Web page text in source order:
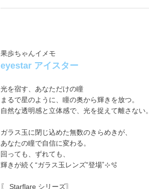
果歩ちゃんイメモ
eyestar アイスター
光を宿す、あなただけの瞳
まるで星のように、瞳の奥から輝きを放つ。
自然な透明感と立体感で、光を捉えて離さない。
ガラス玉に閉じ込めた無数のきらめきが、
あなたの瞳で自信に変わる。
回っても、ずれても、
輝きが続く“ガラス玉レンズ”登場˚⊹🫧
〖 Starflare シリーズ〗